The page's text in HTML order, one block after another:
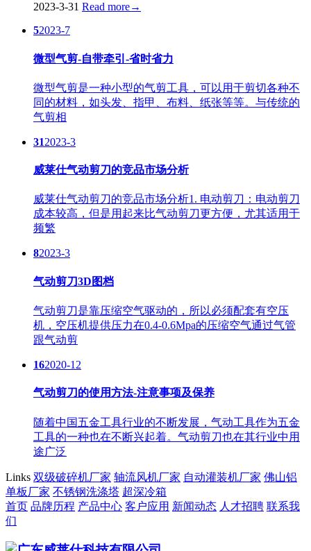
2023-3-31 Read more→
52023-7
微型气剪-自带牵引-省时省力
微型气剪是一种小型的气剪工具，可以用于剪切各种不
同的材料，如头发、指甲、布料、纸张等等。与传统的
气剪相
312023-3
威莱仕气动剪刀的竞品市场分析
威莱仕气动剪刀的竞品市场分析1. 电动剪刀：电动剪刀
成本较高，但是用起来比气动剪刀更方便，尤其适用于
频繁
82023-3
气动剪刀3D图档
气动剪刀是靠压缩空气驱动的，所以必须配套有空压
机，空压机提供压力在0.4-0.6Mpa的压缩空气通过气管
跟气动剪
162020-12
气动剪刀的使用方法-注意事项及保养
随着中国五金工具行业的不断发展，气动工具作为五金
工具的一种也在不断兴起着。气动剪刀也在其行业中用
途广泛
Links 双级破碎机厂家 轴流风机厂家 自动灌装机厂家 佛山铝
单板厂家 不锈钢洗涤塔 超深冷箱
首页 品牌历程 产品中心 客户应用 新闻动态 人才招聘 联系我
们